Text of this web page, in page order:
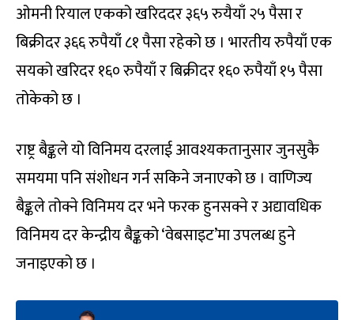
ओमनी रियाल एकको खरिददर ३६५ रुयैयाँ २५ पैसा र
बिक्रीदर ३६६ रुपैयाँ ८१ पैसा रहेको छ । भारतीय रुपैयाँ एक
सयको खरिदर १६० रुपैयाँ र बिक्रीदर १६० रुपैयाँ १५ पैसा
तोकेको छ ।
राष्ट्र बैङ्कले यो विनिमय दरलाई आवश्यकतानुसार जुनसुकै
समयमा पनि संशोधन गर्न सकिने जनाएको छ । वाणिज्य
बैङ्कले तोक्ने विनिमय दर भने फरक हुनसक्ने र अद्यावधिक
विनिमय दर केन्द्रीय बैङ्कको ‘वेबसाइट’मा उपलब्ध हुने
जनाइएको छ ।